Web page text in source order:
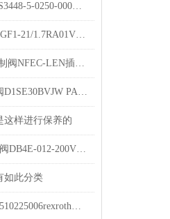
原装出售贺德克EDS3448-5-0250-000压力继电器
力士乐齿轮泵样本PGF1-21/1.7RA01VP1原装现货库存
原装出售sun太阳控制阀NFEC-LEN插装阀样本技术参数
库存派克方向控制阀D1SE30BVJW PARKER换向阀
这样进行保养的
HYDAC贺德克安全阀DB4E-012-200V溢流阀有库存
如此分类
原装力士乐齿轮泵0510225006rexroth油泵现货出售